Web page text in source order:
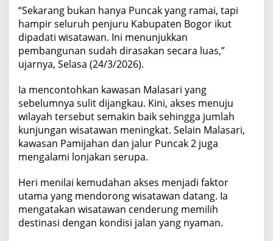
“Sekarang bukan hanya Puncak yang ramai, tapi
hampir seluruh penjuru Kabupaten Bogor ikut
dipadati wisatawan. Ini menunjukkan
pembangunan sudah dirasakan secara luas,”
ujarnya, Selasa (24/3/2026).
Ia mencontohkan kawasan Malasari yang
sebelumnya sulit dijangkau. Kini, akses menuju
wilayah tersebut semakin baik sehingga jumlah
kunjungan wisatawan meningkat. Selain Malasari,
kawasan Pamijahan dan jalur Puncak 2 juga
mengalami lonjakan serupa.
Heri menilai kemudahan akses menjadi faktor
utama yang mendorong wisatawan datang. Ia
mengatakan wisatawan cenderung memilih
destinasi dengan kondisi jalan yang nyaman.